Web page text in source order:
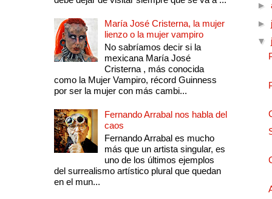
María José Cristerna, la mujer
lienzo o la mujer vampiro
No sabríamos decir si la
mexicana María José
Cristerna , más conocida
como la Mujer Vampiro, récord Guinness
por ser la mujer con más cambi...
Fernando Arrabal nos habla del
caos
Fernando Arrabal es mucho
más que un artista singular, es
uno de los últimos ejemplos
del surrealismo artístico plural que quedan
en el mun...
►
►
▼